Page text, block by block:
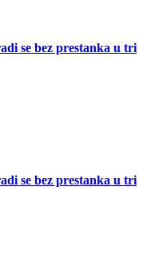
se bez prestanka u tri
se bez prestanka u tri